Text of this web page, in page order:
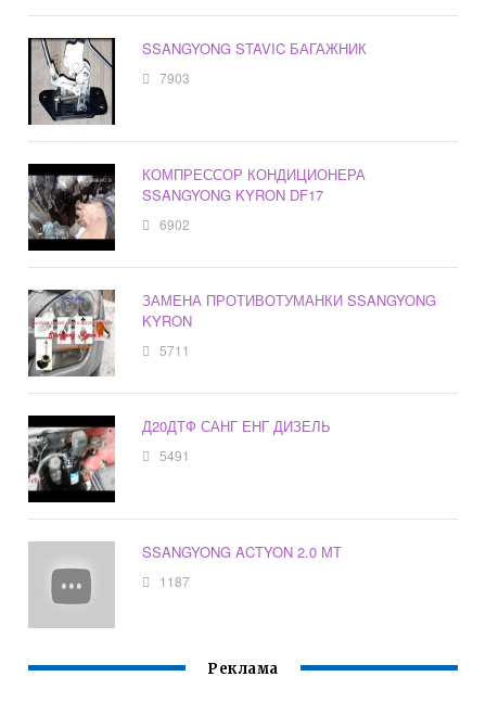
SSANGYONG STAVIC БАГАЖНИК
7903
КОМПРЕССОР КОНДИЦИОНЕРА
SSANGYONG KYRON DF17
6902
ЗАМЕНА ПРОТИВОТУМАНКИ SSANGYONG
KYRON
5711
Д20ДТФ САНГ ЕНГ ДИЗЕЛЬ
5491
SSANGYONG ACTYON 2.0 МТ
1187
Реклама